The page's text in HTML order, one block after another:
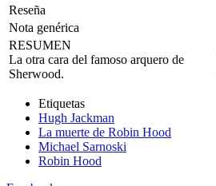
Reseña
Nota genérica
RESUMEN
La otra cara del famoso arquero de
Sherwood.
Etiquetas
Hugh Jackman
La muerte de Robin Hood
Michael Sarnoski
Robin Hood